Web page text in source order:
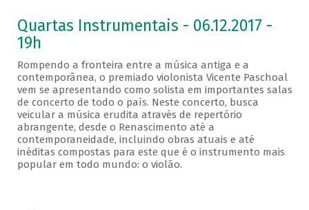
Quartas Instrumentais - 06.12.2017 -
19h
Rompendo a fronteira entre a música antiga e a
contemporânea, o premiado violonista Vicente Paschoal
vem se apresentando como solista em importantes salas
de concerto de todo o país. Neste concerto, busca
veicular a música erudita através de repertório
abrangente, desde o Renascimento até a
contemporaneidade, incluindo obras atuais e até
inéditas compostas para este que é o instrumento mais
popular em todo mundo: o violão.